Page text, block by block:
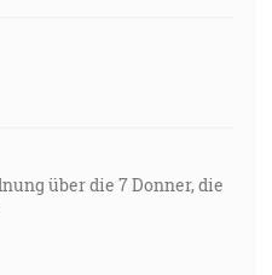
über die 7 Donner, die